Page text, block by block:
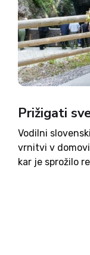
Prižigati
Vodilni
vrnitvi v
kar je sprožilo